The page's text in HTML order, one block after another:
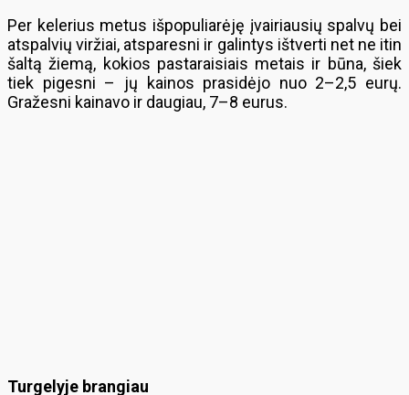
Per kelerius metus išpopuliarėję įvairiausių spalvų bei
atspalvių viržiai, atsparesni ir galintys ištverti net ne itin
šaltą žiemą, kokios pastaraisiais metais ir būna, šiek
tiek pigesni – jų kainos prasidėjo nuo 2–2,5 eurų.
Gražesni kainavo ir daugiau, 7–8 eurus.
Turgelyje brangiau